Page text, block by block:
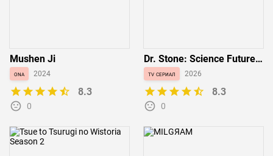
Mushen Ji
ona 2024
8.3
0
Dr. Stone: Science Future
Part 3
tv сериал 2026
8.3
0